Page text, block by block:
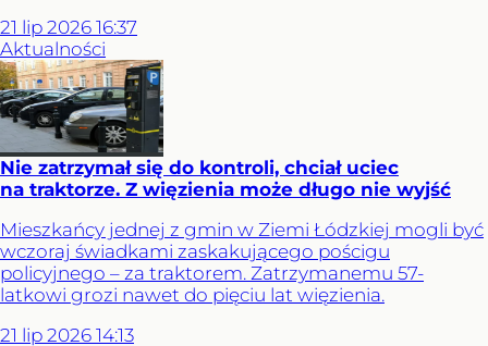
21 lip 2026 16:37
Aktualności
Nie zatrzymał się do kontroli, chciał uciec
na traktorze. Z więzienia może długo nie wyjść
Mieszkańcy jednej z gmin w Ziemi Łódzkiej mogli być
wczoraj świadkami zaskakującego pościgu
policyjnego – za traktorem. Zatrzymanemu 57-
latkowi grozi nawet do pięciu lat więzienia.
21 lip 2026 14:13